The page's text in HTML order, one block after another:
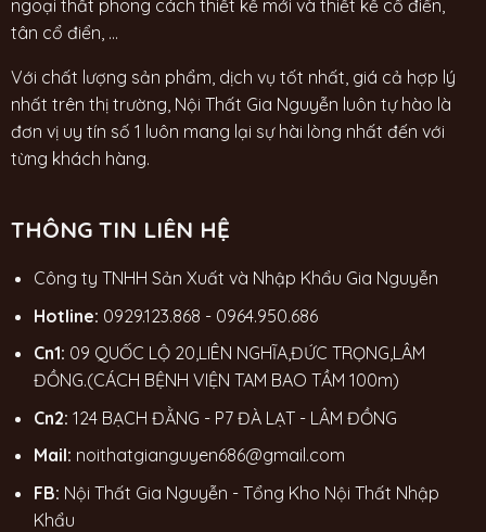
ngoại thất phong cách thiết kế mới và thiết kế cổ điển,
tân cổ điển, ...
Với chất lượng sản phẩm, dịch vụ tốt nhất, giá cả hợp lý
nhất trên thị trường, Nội Thất Gia Nguyễn luôn tự hào là
đơn vị uy tín số 1 luôn mang lại sự hài lòng nhất đến với
từng khách hàng.
THÔNG TIN LIÊN HỆ
Công ty TNHH Sản Xuất và Nhập Khẩu Gia Nguyễn
Hotline: 0929.123.868 - 0964.950.686
Cn1: 09 QUỐC LỘ 20,LIÊN NGHĨA,ĐỨC TRỌNG,LÂM
ĐỒNG.(CÁCH BỆNH VIỆN TAM BAO TẦM 100m)
Cn2: 124 BẠCH ĐẰNG - P7 ĐÀ LẠT - LÂM ĐỒNG
Mail: noithatgianguyen686@gmail.com
FB: Nội Thất Gia Nguyễn - Tổng Kho Nội Thất Nhập
Khẩu